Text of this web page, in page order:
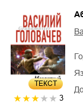
ТЕКСТ
3